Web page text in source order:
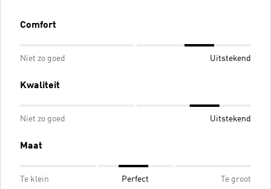
Comfort
Niet zo goed Uitstekend
Kwaliteit
Niet zo goed Uitstekend
Maat
Te klein Perfect Te groot